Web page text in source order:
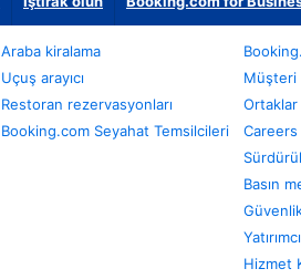
Araba kiralama
Uçuş arayıcı
Restoran rezervasyonları
Booking.com Seyahat Temsilcileri
Müşteri
Ortaklar
Careers
Basın
Hizmet